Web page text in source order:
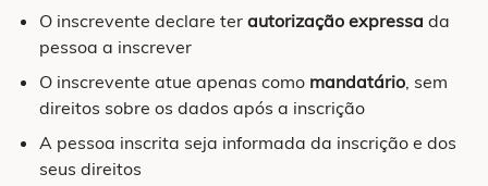
O inscrevente declare ter autorização expressa da
pessoa a inscrever
O inscrevente atue apenas como mandatário, sem
direitos sobre os dados após a inscrição
A pessoa inscrita seja informada da inscrição e dos
seus direitos